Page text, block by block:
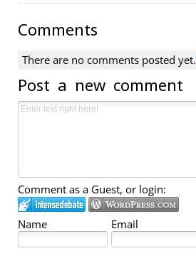
Comments
There are no comments posted yet.
Post a new comment
Comment as a Guest, or login:
Name Email